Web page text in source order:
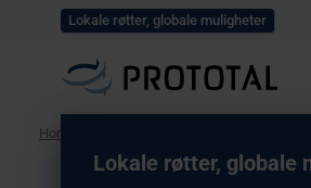
Lokale røtter, globale muligheter
Lokale røtter, globale
Home